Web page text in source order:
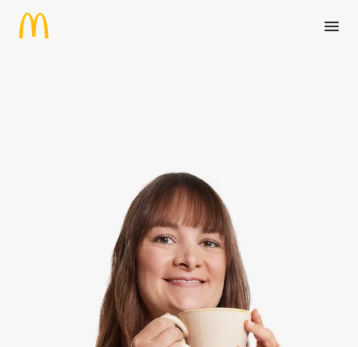
Zum Hauptinhalt springen